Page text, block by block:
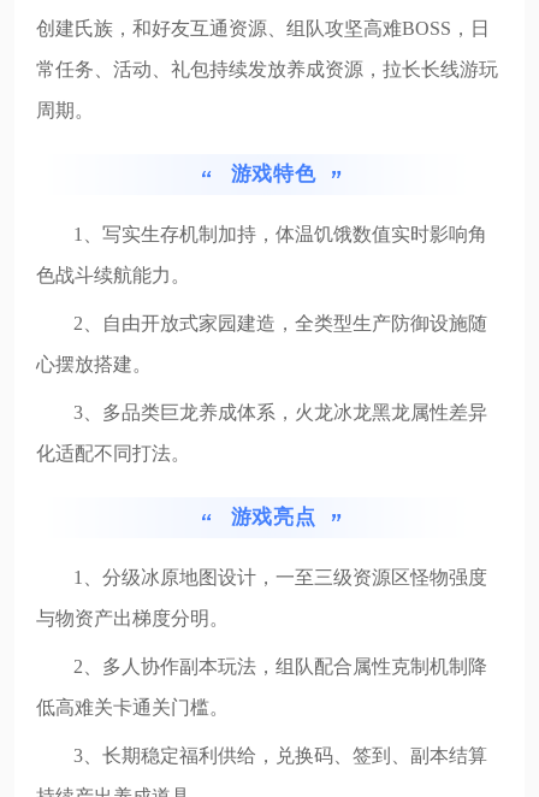
创建氏族，和好友互通资源、组队攻坚高难BOSS，日
常任务、活动、礼包持续发放养成资源，拉长长线游玩
周期。
游戏特色
1、写实生存机制加持，体温饥饿数值实时影响角
色战斗续航能力。
2、自由开放式家园建造，全类型生产防御设施随
心摆放搭建。
3、多品类巨龙养成体系，火龙冰龙黑龙属性差异
化适配不同打法。
游戏亮点
1、分级冰原地图设计，一至三级资源区怪物强度
与物资产出梯度分明。
2、多人协作副本玩法，组队配合属性克制机制降
低高难关卡通关门槛。
3、长期稳定福利供给，兑换码、签到、副本结算